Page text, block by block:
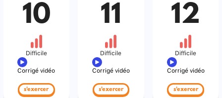
10
Difficile
Corrigé vidéo
s'exercer
11
Difficile
Corrigé vidéo
s'exercer
12
Difficile
Corrigé vidéo
s'exercer